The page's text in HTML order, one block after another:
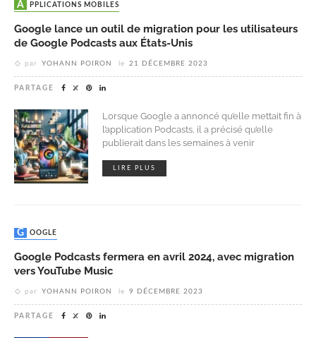
APPLICATIONS MOBILES
Google lance un outil de migration pour les utilisateurs
de Google Podcasts aux États-Unis
par YOHANN POIRON le 21 DÉCEMBRE 2023
PARTAGE
Lorsque Google a annoncé qu’elle mettait fin à
l’application Podcasts, il a précisé qu’elle
publierait dans les semaines à venir
LIRE PLUS
GOOGLE
Google Podcasts fermera en avril 2024, avec migration
vers YouTube Music
par YOHANN POIRON le 9 DÉCEMBRE 2023
PARTAGE